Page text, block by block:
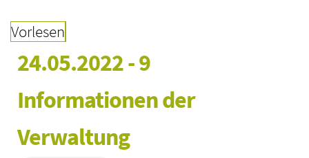
Vorlesen
24.05.2022 - 9
Informationen der
Verwaltung